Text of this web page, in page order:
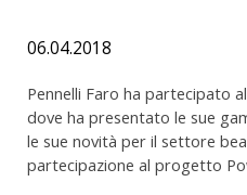
06.04.2018
Pennelli Faro ha partecipato
dove ha presentato le sue
le sue novità per il settore
partecipazione al progetto